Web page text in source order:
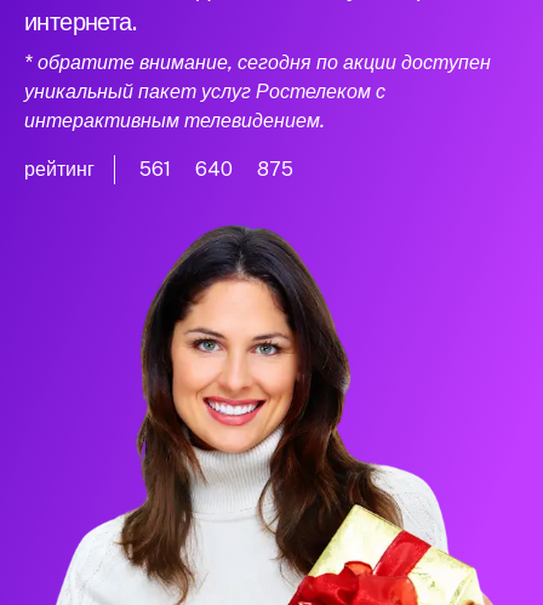
интернета.
* обратите внимание, сегодня по акции доступен
уникальный пакет услуг Ростелеком с
интерактивным телевидением.
рейтинг 561 640 875